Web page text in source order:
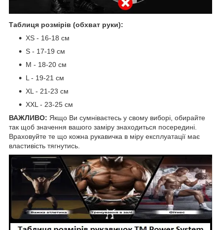
Таблиця розмірів (обхват руки):
XS - 16-18 см
S - 17-19 см
М - 18-20 см
L - 19-21 см
XL - 21-23 см
XXL - 23-25 см
ВАЖЛИВО: Якщо Ви сумніваєтесь у свому виборі, обирайте
так щоб значення вашого заміру знаходиться посередині.
Враховуйте те що кожна рукавичка в міру експлуатації має
властивість тягнутись.